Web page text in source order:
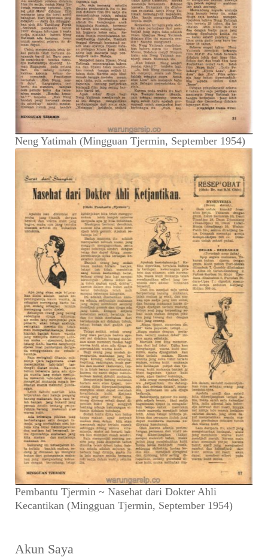
Neng Yatimah (Mingguan Tjermin, September 1954)
Pembantu Tjermin ~ Nasehat dari Dokter Ahli
Kecantikan (Mingguan Tjermin, September 1954)
Akun Saya